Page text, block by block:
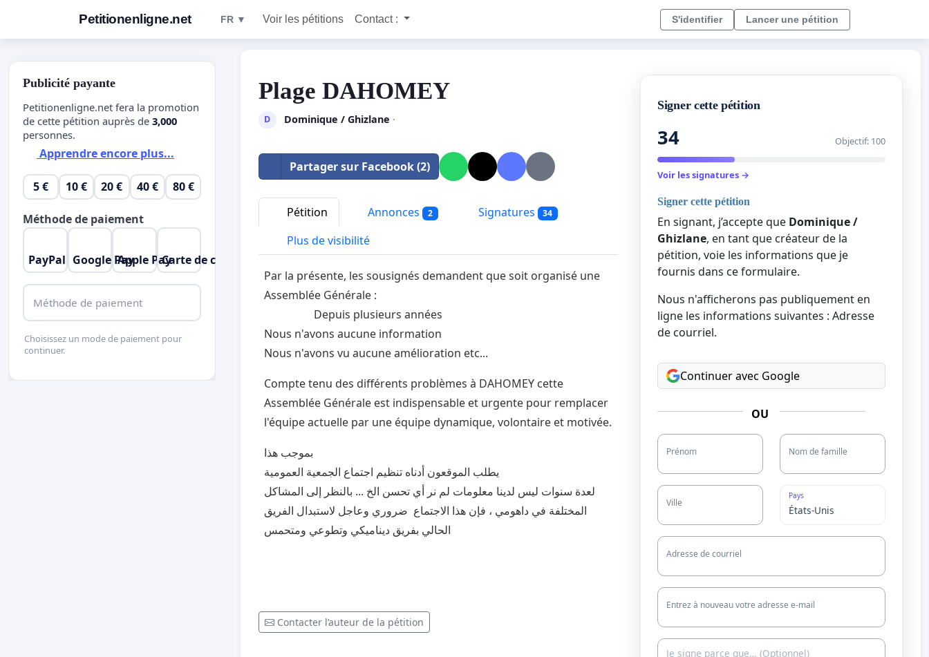
Petitionenligne.net FR ▼ Voir les pétitions Contact : S'identifier Lancer une pétition
Plage DAHOMEY
D Dominique / Ghizlane ·
Partager sur Facebook (2)
Pétition Annonces 2 Signatures 34
Plus de visibilité
Par la présente, les sousignés demandent que soit organisé une
Assemblée Générale :
Depuis plusieurs années
Nous n'avons aucune information
Nous n'avons vu aucune amélioration etc...
Compte tenu des différents problèmes à DAHOMEY cette
Assemblée Générale est indispensable et urgente pour remplacer
l'équipe actuelle par une équipe dynamique, volontaire et motivée.
بموجب هذا
يطلب الموقعون أدناه تنظيم اجتماع الجمعية العمومية
لعدة سنوات ليس لدينا معلومات لم نر أي تحسن الخ ... بالنظر إلى المشاكل
المختلفة في داهومي ، فإن هذا الاجتماع ضروري وعاجل لاستبدال الفريق
الحالي بفريق ديناميكي وتطوعي ومتحمس
Contacter l’auteur de la pétition
Signer cette pétition
34 Objectif: 100
Voir les signatures →
Signer cette pétition
En signant, j’accepte que Dominique /
Ghizlane, en tant que créateur de la
pétition, voie les informations que je
fournis dans ce formulaire.
Nous n'afficherons pas publiquement en
ligne les informations suivantes : Adresse
de courriel.
Continuer avec Google
OU
Prénom Nom de famille
Ville
Pays
Adresse de courriel
Entrez à nouveau votre adresse e-mail
Publicité payante
Petitionenligne.net fera la promotion
de cette pétition auprès de 3,000
personnes.
Apprendre encore plus...
5 € 10 € 20 € 40 € 80 €
Méthode de paiement
PayPal Google PayApple PayCarte de crédit
Méthode de paiement
Choisissez un mode de paiement pour
continuer.